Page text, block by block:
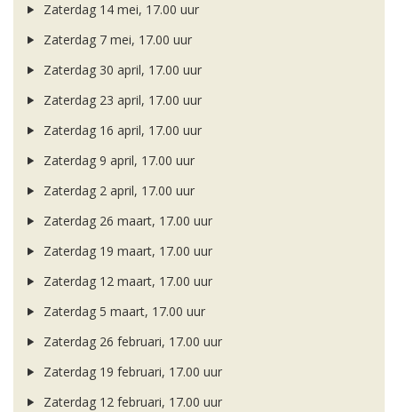
Zaterdag 14 mei, 17.00 uur
Zaterdag 7 mei, 17.00 uur
Zaterdag 30 april, 17.00 uur
Zaterdag 23 april, 17.00 uur
Zaterdag 16 april, 17.00 uur
Zaterdag 9 april, 17.00 uur
Zaterdag 2 april, 17.00 uur
Zaterdag 26 maart, 17.00 uur
Zaterdag 19 maart, 17.00 uur
Zaterdag 12 maart, 17.00 uur
Zaterdag 5 maart, 17.00 uur
Zaterdag 26 februari, 17.00 uur
Zaterdag 19 februari, 17.00 uur
Zaterdag 12 februari, 17.00 uur